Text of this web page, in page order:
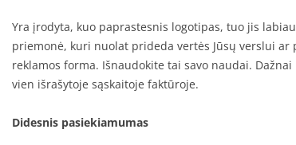
Yra įrodyta, kuo paprastesnis logotipas, tuo jis
priemonė, kuri nuolat prideda vertės Jūsų verslui
reklamos forma. Išnaudokite tai savo naudai.
vien išrašytoje sąskaitoje faktūroje.
Didesnis pasiekiamumas